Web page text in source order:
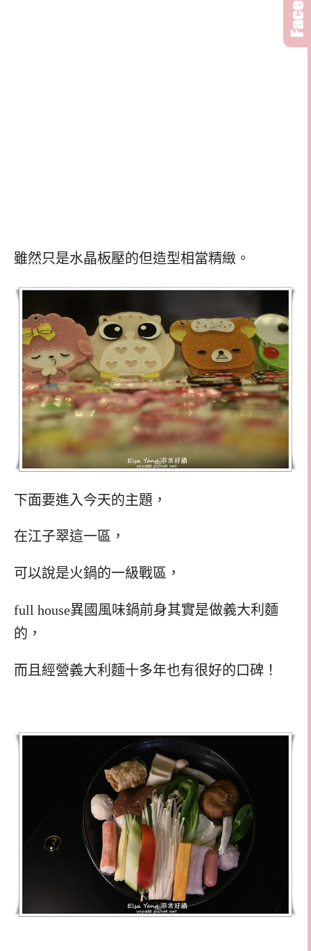
雖然只是水晶板壓的但造型相當精緻。
下面要進入今天的主題，
在江子翠這一區，
可以說是火鍋的一級戰區，
full house異國風味鍋前身其實是做義大利麵
的，
而且經營義大利麵十多年也有很好的口碑！